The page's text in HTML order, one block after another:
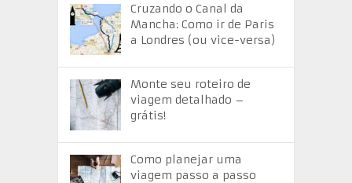
Cruzando o Canal da
Mancha: Como ir de Paris
a Londres (ou vice-versa)
Monte seu roteiro de
viagem detalhado –
grátis!
Como planejar uma
viagem passo a passo